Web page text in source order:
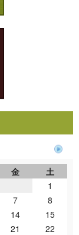
金
土
1
7
8
14
15
21
22